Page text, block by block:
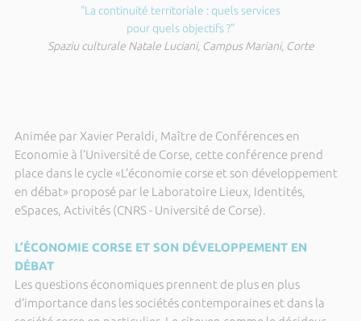
"La continuité territoriale : quels services
pour quels objectifs ?"
Spaziu culturale Natale Luciani, Campus Mariani, Corte
Animée par Xavier Peraldi, Maître de Conférences en
Economieà l’Université de Corse, cette conférence prend
place dans le cycle «L’économie corse et son développement
en débat» proposé par le Laboratoire Lieux, Identités,
eSpaces, Activités (CNRS - Université de Corse).
L’ÉCONOMIE CORSE ET SON DÉVELOPPEMENT EN
DÉBAT
Les questions économiques prennent de plus en plus
d’importance dans les sociétés contemporaines et dans la